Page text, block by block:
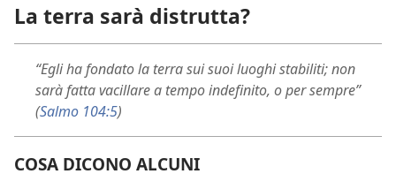
La terra sarà distrutta?
“Egli ha fondato la terra sui suoi luoghi stabiliti; non
sarà fatta vacillare a tempo indefinito, o per sempre”
(Salmo 104:5)
COSA DICONO ALCUNI